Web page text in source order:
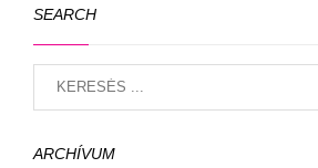
SEARCH
ARCHÍVUM